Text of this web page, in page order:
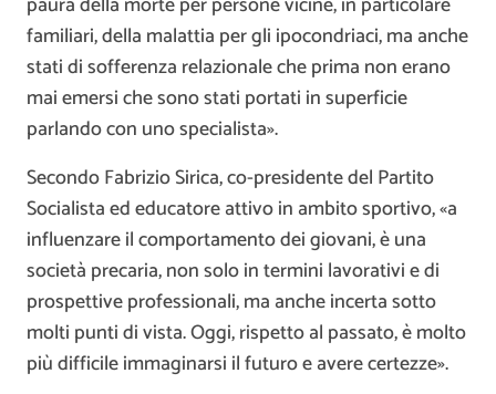
familiari, della malattia per gli ipocondriaci, ma anche
stati di sofferenza relazionale che prima non erano
mai emersi che sono stati portati in superficie
parlando con uno specialista».
Secondo Fabrizio Sirica, co-presidente del Partito
Socialista ed educatore attivo in ambito sportivo, «a
influenzare il comportamento dei giovani, è una
società precaria, non solo in termini lavorativi e di
prospettive professionali, ma anche incerta sotto
molti punti di vista. Oggi, rispetto al passato, è molto
più difficile immaginarsi il futuro e avere certezze».